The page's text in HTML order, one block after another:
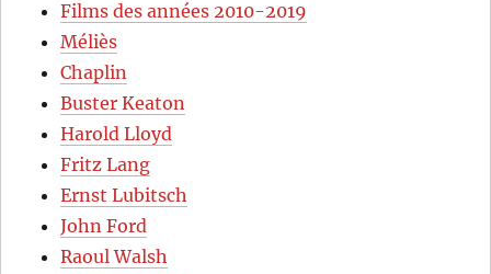
Films des années 2010-2019
Méliès
Chaplin
Buster Keaton
Harold Lloyd
Fritz Lang
Ernst Lubitsch
John Ford
Raoul Walsh